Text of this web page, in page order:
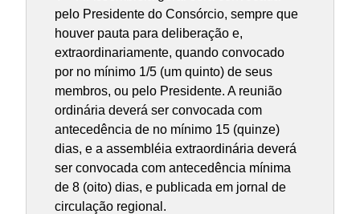
pelo Presidente do Consórcio, sempre que
houver pauta para deliberação e,
extraordinariamente, quando convocado
por no mínimo 1/5 (um quinto) de seus
membros, ou pelo Presidente. A reunião
ordinária deverá ser convocada com
antecedência de no mínimo 15 (quinze)
dias, e a assembléia extraordinária deverá
ser convocada com antecedência mínima
de 8 (oito) dias, e publicada em jornal de
circulação regional.